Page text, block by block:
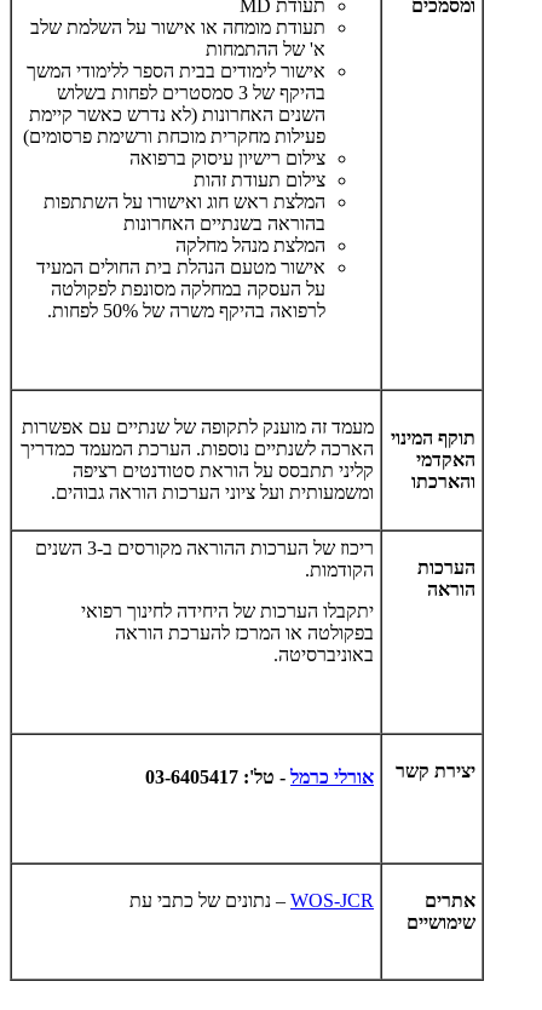
ומסמכים
תעודת MD
תעודת מומחה או אישור על השלמת שלב
א' של ההתמחות
אישור לימודים בבית הספר ללימודי המשך
בהיקף של 3 סמסטרים לפחות בשלוש
השנים האחרונות (לא נדרש כאשר קיימת
פעילות מחקרית מוכחת ורשימת פרסומים)
צילום רישיון עיסוק ברפואה
צילום תעודת זהות
המלצת ראש חוג ואישורו על השתתפות
בהוראה בשנתיים האחרונות
המלצת מנהל מחלקה
אישור מטעם הנהלת בית החולים המעיד
על העסקה במחלקה מסונפת לפקולטה
לרפואה בהיקף משרה של 50% לפחות.
תוקף המינוי
האקדמי
והארכתו
מעמד זה מוענק לתקופה של שנתיים עם אפשרות
הארכה לשנתיים נוספות. הערכת המעמד כמדריך
קליני תתבסס על הוראת סטודנטים רציפה
ומשמעותית ועל ציוני הערכות הוראה גבוהים.
הערכות
הוראה
ריכוז של הערכות ההוראה מקורסים ב-3 השנים
הקודמות.
יתקבלו הערכות של היחידה לחינוך רפואי
בפקולטה או המרכז להערכת הוראה
באוניברסיטה.
יצירת קשר אורלי כרמל - טל': 03-6405417
אתרים
שימושיים
WOS-JCR – נתונים של כתבי עת